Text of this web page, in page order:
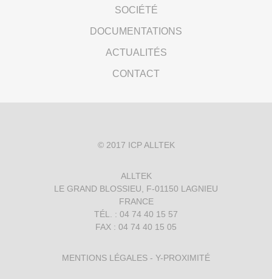
SOCIÉTÉ
DOCUMENTATIONS
ACTUALITÉS
CONTACT
© 2017 ICP ALLTEK
ALLTEK
LE GRAND BLOSSIEU, F-01150 LAGNIEU
FRANCE
TÉL. : 04 74 40 15 57
FAX : 04 74 40 15 05
MENTIONS LÉGALES - Y-PROXIMITÉ